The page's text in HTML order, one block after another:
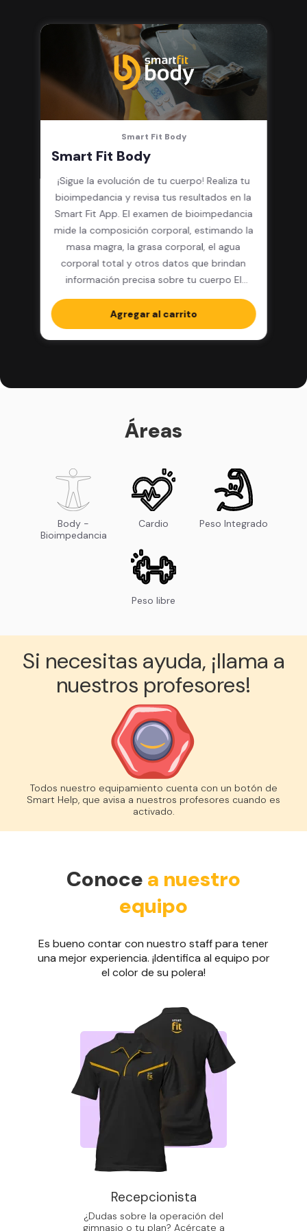
grupales
Smart Fit Body
Smart Fit Body
¡Sigue la evolución de tu cuerpo! Realiza tu
bioimpedancia y revisa tus resultados en la
Smart Fit App. El examen de bioimpedancia
mide la composición corporal, estimando la
masa magra, la grasa corporal, el agua
corporal total y otros datos que brindan
información precisa sobre tu cuerpo El
completos en la app
Agregar al carrito
Áreas
Body -
Bioimpedancia
Cardio Peso Integrado
Peso libre
Si necesitas ayuda, ¡llama a
nuestros profesores!
Todos nuestro equipamiento cuenta con un botón de
Smart Help, que avisa a nuestros profesores cuando es
activado.
Conoce a nuestro
equipo
Es bueno contar con nuestro staff para tener
una mejor experiencia. ¡Identifica al equipo por
el color de su polera!
Recepcionista
¿Dudas sobre la operación del
gimnasio o tu plan? Acércate a